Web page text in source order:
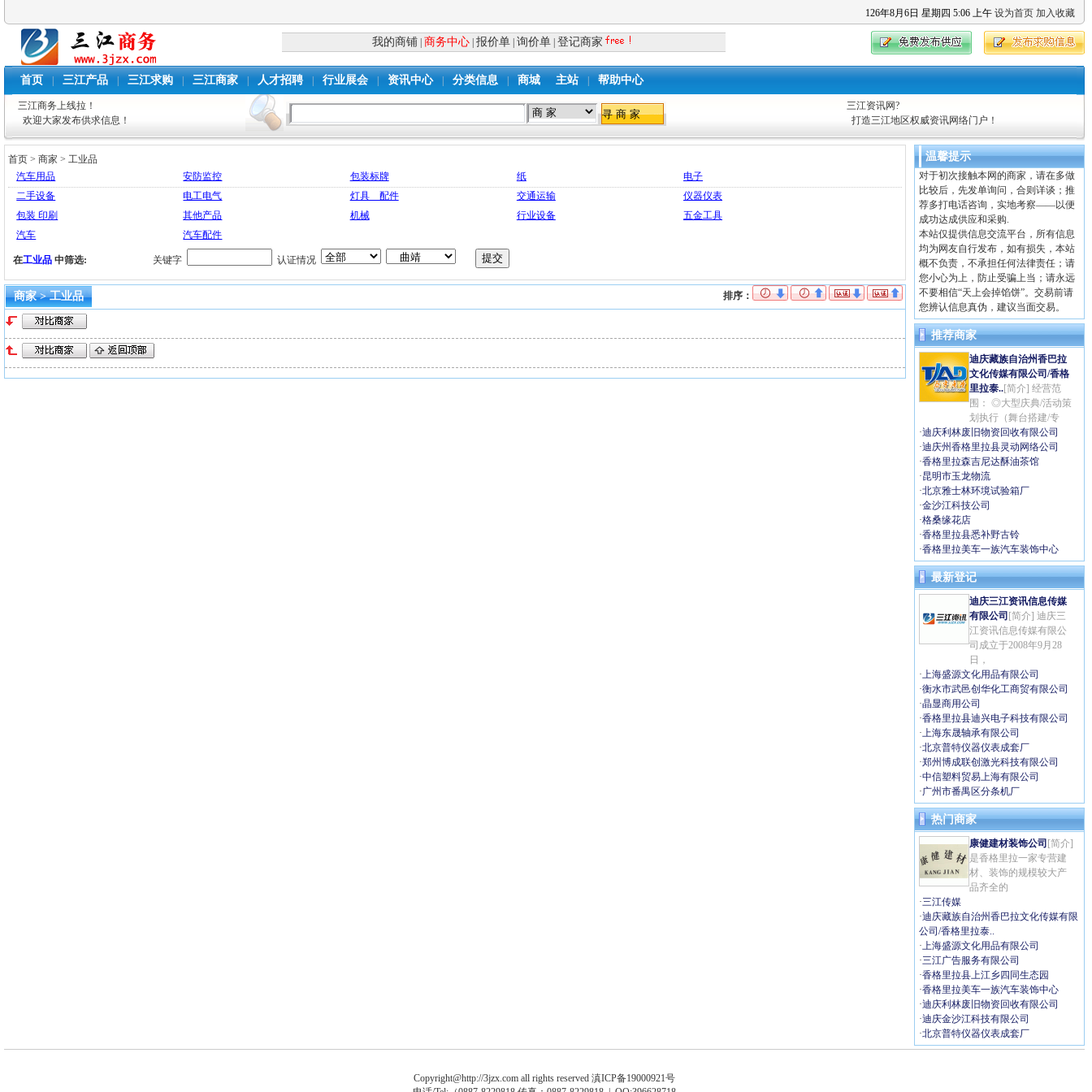
126年8月 6日 星期四 5:06 上午 设为首页 加入收藏
我的商铺 商务中心 报价单 询价单 登记商家
首页 三江产品 三江求购 三江商家 人才招聘 行业展会 资讯中心 分类信息 商城 主站 帮助中心
三江商务上线拉！
欢迎大家发布供求信息！
三江资讯网?
打造三江地区权威资讯网络门户！
首页 >商家 >工业品
汽车用品
安防监控 包装标牌 纸
电子
二手设备
电工电气 灯具 配件 交通运输
仪器仪表
包装 印刷
其他产品 机械 行业设备
五金工具
汽车
汽车配件
在工业品中筛选: 关键字 认证情况
商家 > 工业品 排序：
温馨提示
对于初次接触本网的商家，请在多做
比较后，先发单询问，合则详谈；推
荐多打电话咨询，实地考察——以便
成功达成供应和采购.
本站仅提供信息交流平台，所有信息
均为网友自行发布，如有损失，本站
概不负责，不承担任何法律责任；请
您小心为上，防止受骗上当；请永远
不要相信“天上会掉馅饼”。交易前请
您辨认信息真伪，建议当面交易。
推荐商家
迪庆藏族自治州香巴拉
文化传媒有限公司/香格
里拉泰..[简介] 经营范
围： ◎大型庆典/活动策
划执行（舞台搭建/专
·迪庆利林废旧物资回收有限公司
·迪庆州香格里拉县灵动网络公司
·香格里拉森吉尼达酥油茶馆
·昆明市玉龙物流
·北京雅士林环境试验箱厂
·金沙江科技公司
·格桑缘花店
·香格里拉县悉补野古铃
·香格里拉美车一族汽车装饰中心
最新登记
迪庆三江资讯信息传媒
有限公司 [简介] 迪庆三
江资讯信息传媒有限公
司成立于2008年9月28
日，
·上海盛源文化用品有限公司
·衡水市武邑创华化工商贸有限公司
·晶显商用公司
·香格里拉县迪兴电子科技有限公司
·上海东晟轴承有限公司
·北京普特仪器仪表成套厂
·郑州博成联创激光科技有限公司
·中信塑料贸易上海有限公司
·广州市番禺区分条机厂
热门商家
康健建材装饰公司 [简介]
是香格里拉一家专营建
材、装饰的规模较大产
品齐全的
·三江传媒
·迪庆藏族自治州香巴拉文化传媒有限
公司/香格里拉泰..
·上海盛源文化用品有限公司
·三江广告服务有限公司
·香格里拉县上江乡四同生态园
·香格里拉美车一族汽车装饰中心
·迪庆利林废旧物资回收有限公司
·迪庆金沙江科技有限公司
·北京普特仪器仪表成套厂
Copyright@http://3jzx.com all rights reserved滇ICP备19000921号